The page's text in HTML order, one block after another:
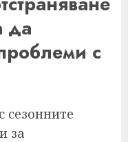
да
с
сезонните
за